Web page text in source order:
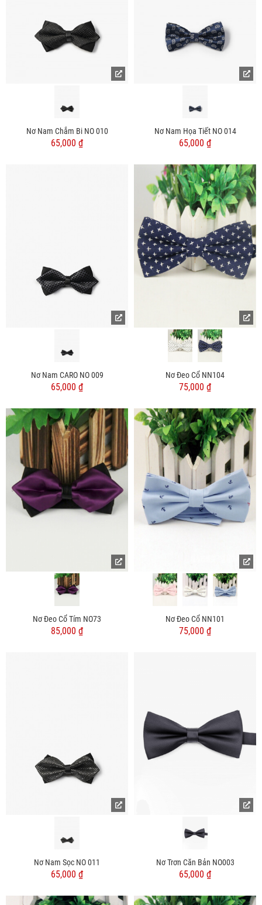
Nơ Nam Chắm Bi NO 010
65,000 ₫
Nơ Nam Họa Tiết NO 014
65,000 ₫
Nơ Nam CARO NO 009
65,000 ₫
Nơ Đeo Cổ NN104
75,000 ₫
Nơ Đeo Cổ Tím NO73
85,000 ₫
Nơ Đeo Cổ NN101
75,000 ₫
Nơ Nam Sọc NO 011
65,000 ₫
Nơ Trơn Căn Bản NO003
65,000 ₫